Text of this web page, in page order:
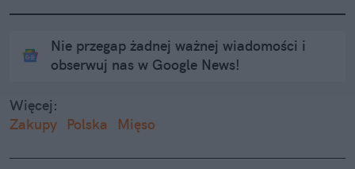
Nie przegap żadnej ważnej wiadomości i
obserwuj nas w Google News!
Więcej:
Zakupy
Polska Mięso